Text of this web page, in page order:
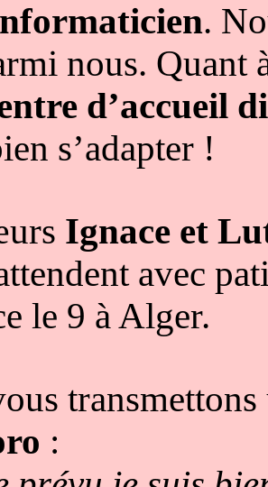
.
nous. Quant
d’accueil
s’adapter !
Ignace et
avec
le 9 à Alger.
transmettons
: